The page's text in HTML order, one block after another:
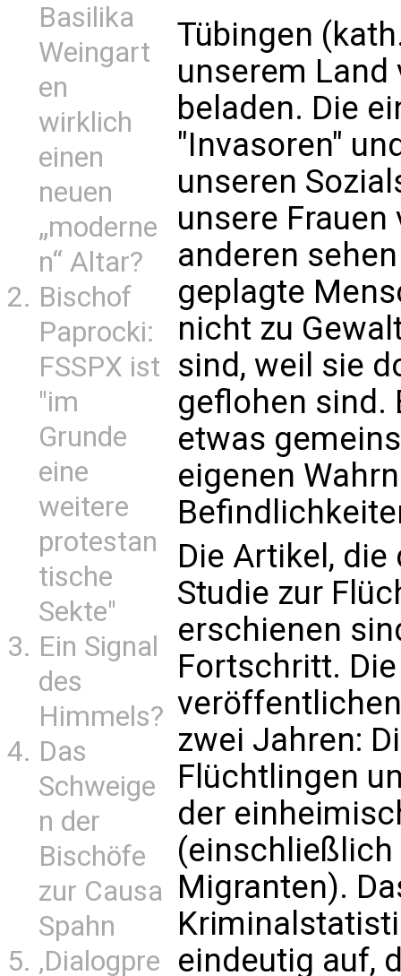
Basilika
Weingart
en
wirklich
einen
neuen
„moderne
n“ Altar?
Bischof
Paprocki:
FSSPX ist
"im
Grunde
eine
weitere
protestan
tische
Sekte"
Ein Signal
des
Himmels?
Das
Schweige
n der
Bischöfe
zur Causa
Spahn
‚Dialogpre
Tübingen
unserem
beladen. Die
"Invasoren"
unseren
unsere
anderen
geplagte
nicht zu
sind, weil sie
geflohen sind.
etwas
eigenen
Die Artikel, die
Studie zur
erschienen
Fortschritt.
zwei Jahren:
Flüchtlingen
der
Migranten).
eindeutig auf,